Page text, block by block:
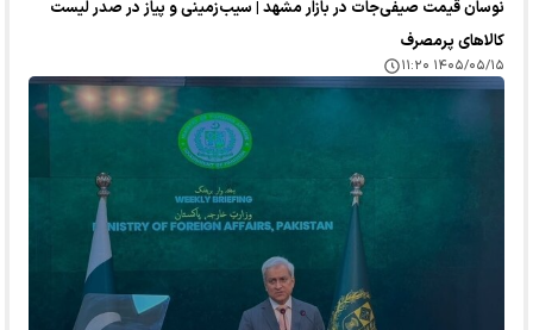
نوسان قیمت صیفی‌جات در بازار مشهد | سیب‌زمینی و پیاز در صدر لیست
کالا‌های پرمصرف
۱۴۰۵/۰۵/۱۵ ۱۱:۲۰